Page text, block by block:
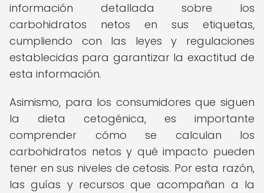
información detallada sobre los
carbohidratos netos en sus etiquetas,
cumpliendo con las leyes y regulaciones
establecidas para garantizar la exactitud de
esta información.
Asimismo, para los consumidores que siguen
la dieta cetogénica, es importante
comprender cómo se calculan los
carbohidratos netos y qué impacto pueden
tener en sus niveles de cetosis. Por esta razón,
las guías y recursos que acompañan a la